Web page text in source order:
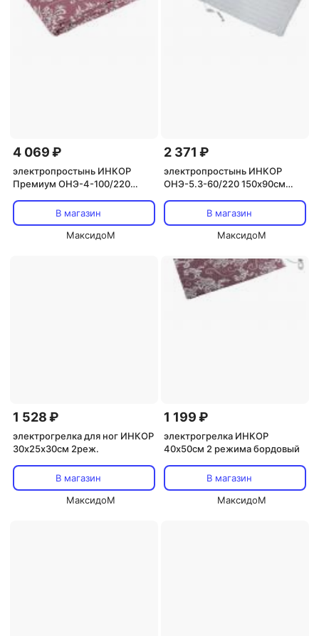
4 069 ₽
электропростынь ИНКОР
Премиум ОНЭ-4-100/220
В магазин
МаксидоМ
2 371 ₽
электропростынь ИНКОР
ОНЭ-5.3-60/220 150х90см
В магазин
МаксидоМ
1 528 ₽
электрогрелка для ног ИНКОР
30х25х30см 2реж.
В магазин
МаксидоМ
1 199 ₽
электрогрелка ИНКОР
40х50см 2 режима бордовый
В магазин
МаксидоМ